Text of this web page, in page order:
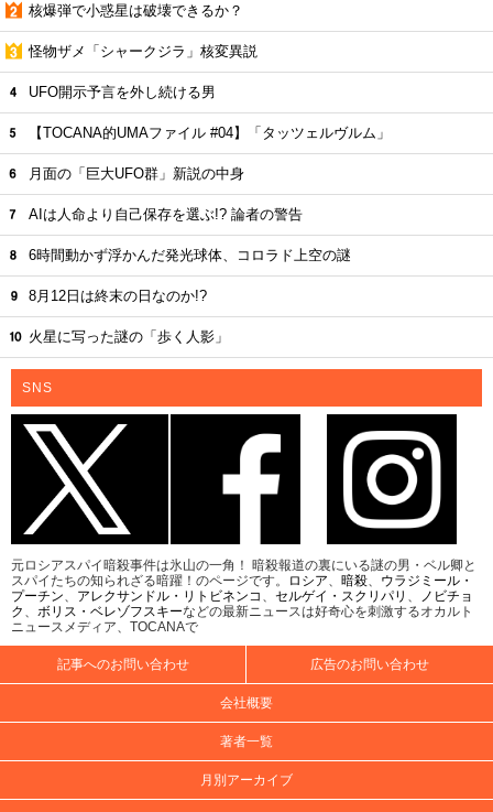
核爆弾で小惑星は破壊できるか？
怪物ザメ「シャークジラ」核変異説
UFO開示予言を外し続ける男
【TOCANA的UMAファイル #04】「タッツェルヴルム」
月面の「巨大UFO群」新説の中身
AIは人命より自己保存を選ぶ!? 論者の警告
6時間動かず浮かんだ発光球体、コロラド上空の謎
8月12日は終末の日なのか!?
火星に写った謎の「歩く人影」
SNS
元ロシアスパイ暗殺事件は氷山の一角！ 暗殺報道の裏にいる謎の男・ベル卿と
スパイたちの知られざる暗躍！のページです。
ロシア、 暗殺、 ウラジミール・
プーチン、 アレクサンドル・リトビネンコ 、 セルゲイ・スクリパリ 、
ノビチョ
ク 、 ボリス・ベレゾフスキーなどの最新ニュースは好奇心を刺激するオカルト
ニュースメディア、TOCANAで
記事へのお問い合わせ 広告のお問い合わせ
会社概要
著者一覧
月別アーカイブ